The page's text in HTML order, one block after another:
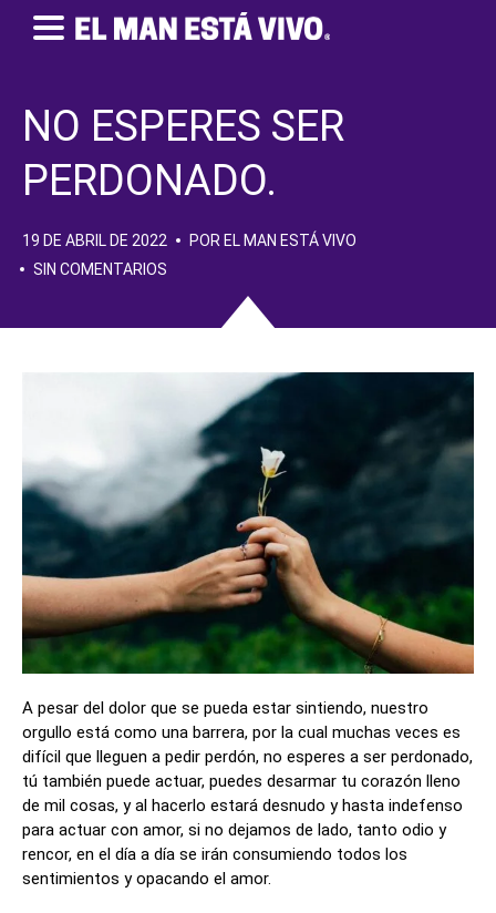
NO ESPERES SER
PERDONADO.
19 DE ABRIL DE 2022
POR EL MAN ESTÁ VIVO
SIN COMENTARIOS
A pesar del dolor que se pueda estar sintiendo, nuestro
orgullo está como una barrera, por la cual muchas veces es
difícil que lleguen a pedir perdón, no esperes a ser perdonado,
tú también puede actuar, puedes desarmar tu corazón lleno
de mil cosas, y al hacerlo estará desnudo y hasta indefenso
para actuar con amor, si no dejamos de lado, tanto odio y
rencor, en el día a día se irán consumiendo todos los
sentimientos y opacando el amor.